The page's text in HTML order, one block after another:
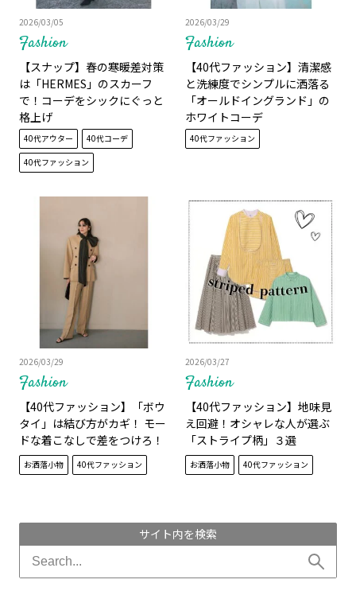
Fashion
2026/03/05
【スナップ】春の寒暖差対策
は「HERMES」のスカーフ
で！コーデをシックにぐっと
格上げ
40代アウター
40代コーデ
40代ファッション
Fashion
2026/03/29
【40代ファッション】清潔感
と洗練度でシンプルに洒落る
「オールドイングランド」の
ホワイトコーデ
40代ファッション
Fashion
2026/03/29
【40代ファッション】「ボウ
タイ」は結び方がカギ！ モー
ドな着こなしで差をつけろ！
お洒落小物 40代ファッション
Fashion
2026/03/27
【40代ファッション】地味見
え回避！オシャレな人が選ぶ
「ストライプ柄」３選
お洒落小物 40代ファッション
サイト内を検索